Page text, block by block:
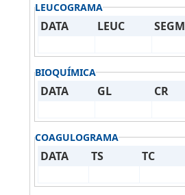
LEUCOGRAMA
DATA LEUC SEGM
BIOQUÍMICA
DATA GL CR
COAGULOGRAMA
DATA TS TC